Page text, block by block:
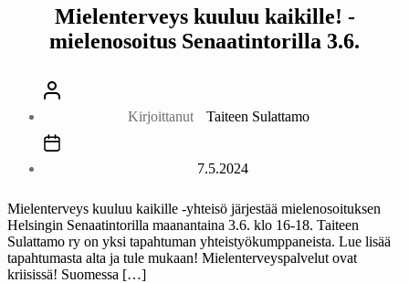
Mielenterveys kuuluu kaikille! -
mielenosoitus Senaatintorilla 3.6.
Kirjoittanut
Taiteen Sulattamo
7.5.2024
Mielenterveys kuuluu kaikille -yhteisö järjestää mielenosoituksen
Helsingin Senaatintorilla maanantaina 3.6. klo 16-18. Taiteen
Sulattamo ry on yksi tapahtuman yhteistyökumppaneista. Lue lisää
tapahtumasta alta ja tule mukaan! Mielenterveyspalvelut ovat
kriisissä! Suomessa […]